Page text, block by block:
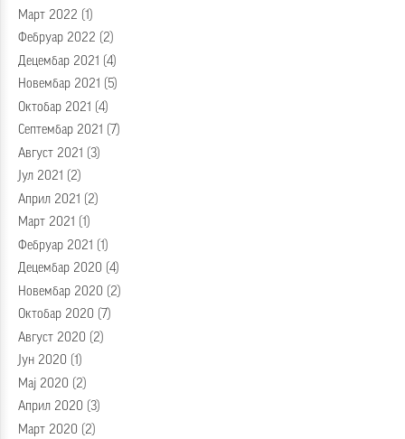
Март 2022 (1)
Фебруар 2022 (2)
Децембар 2021
(4)
Новембар 2021
(5)
Октобар 2021
(4)
Септембар 2021
(7)
Август 2021
(3)
Јул 2021
(2)
Април 2021
(2)
Март 2021
(1)
Фебруар 2021
(1)
Децембар 2020 (4)
Новембар 2020 (2)
Октобар 2020 (7)
Август 2020 (2)
Јун 2020 (1)
Мај 2020 (2)
Април 2020 (3)
Март 2020 (2)